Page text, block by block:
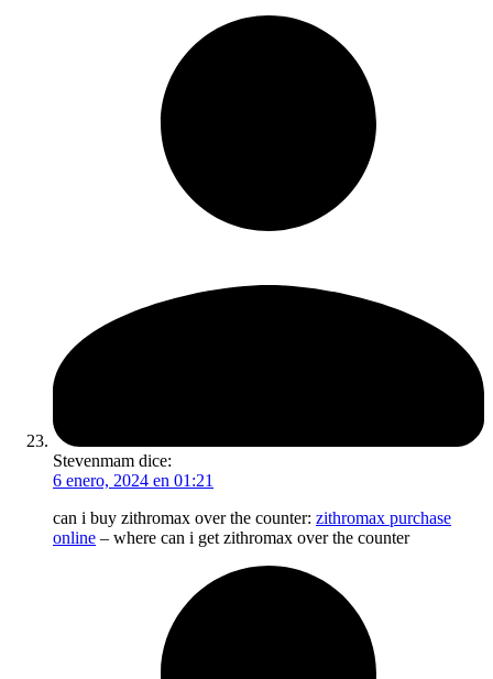
Stevenmam dice:
6 enero, 2024 en 01:21
can i buy zithromax over the counter: zithromax purchase
online – where can i get zithromax over the counter